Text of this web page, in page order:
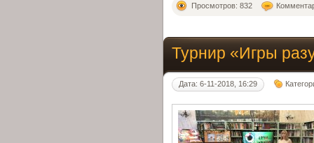
Просмотров: 832
Турнир «Игры
Дата: 6-11-2018, 16:29